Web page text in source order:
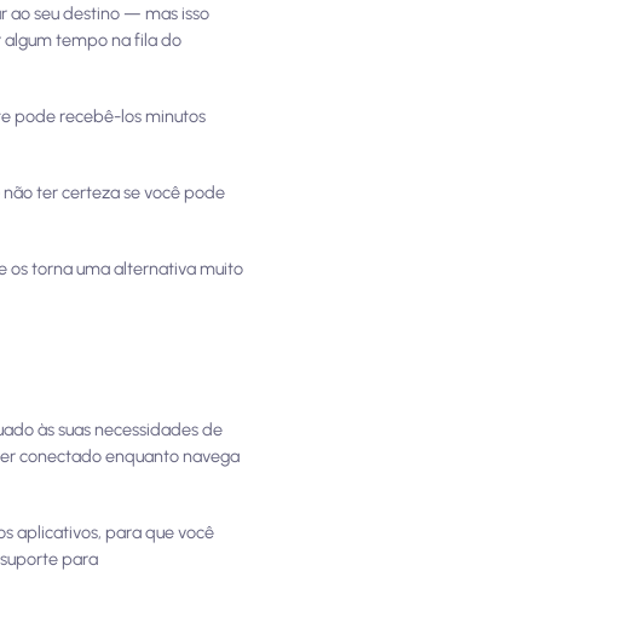
ao seu destino — mas isso
algum tempo na fila do
pode recebê-los minutos
ter certeza se você pode
os torna uma alternativa muito
às suas necessidades de
conectado enquanto navega
aplicativos, para que você
para